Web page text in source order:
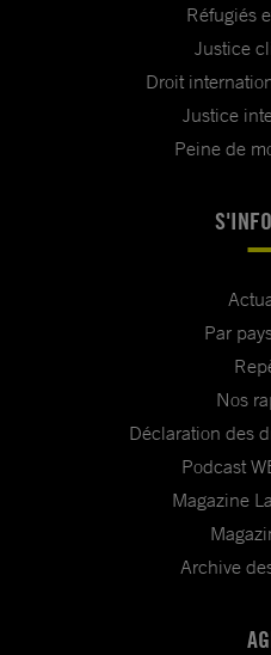
Réfugiés
Justice
Droit
Justice
Peine de
Par
Nos
Déclaration des
Podcast
Magazine
Archive